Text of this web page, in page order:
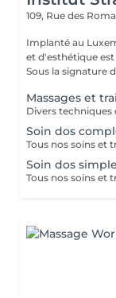
109, Rue des
Implanté au
et d'esthétique
Sous la signature
Massages et
Soin dos
Soin dos simple